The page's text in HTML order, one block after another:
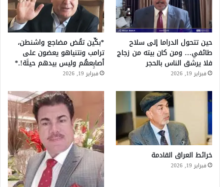
حين تتحول الدراما إلى سلاح
طائفي… ومن كان بيته من زجاج
فلا يرشق الناس بالحجر
فبراير 19, 2026
*بكِّين تقُض مضاجع واشنطن،
ترامب ونتنياهو يعضون على
أصابِعهُم وليس بيدهم حيلَة!.*
فبراير 19, 2026
خرائط العراق القادمة
فبراير 19, 2026